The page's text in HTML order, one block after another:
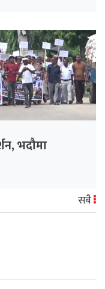
भदौमा
सबै